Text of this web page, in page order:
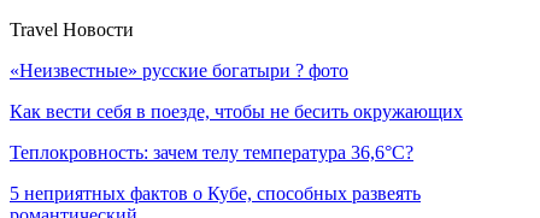
Travel Новости
«Неизвестные» русские богатыри ? фото
Как вести себя в поезде, чтобы не бесить окружающих
Теплокровность: зачем телу температура 36,6°C?
5 неприятных фактов о Кубе, способных развеять